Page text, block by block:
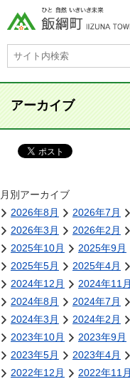
アーカイブ
月別アーカイブ
2026年8月
2026年7月
2026年3月
2026年2月
2025年10月
2025年9月
2025年5月
2025年4月
2024年12月
2024年11月
2024年8月
2024年7月
2024年3月
2024年2月
2023年10月
2023年9月
2023年5月
2023年4月
2022年12月
2022年11月